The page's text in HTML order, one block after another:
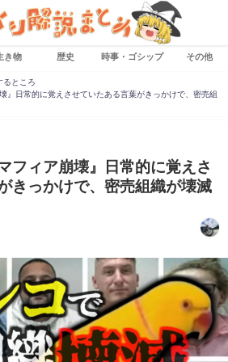
き物 歴史 時事・ゴシップ その他
るところ
』日常的に覚えさせていたある言葉がきっかけで、密売組
フィア崩壊』日常的に覚えさ
きっかけで、密売組織が壊滅